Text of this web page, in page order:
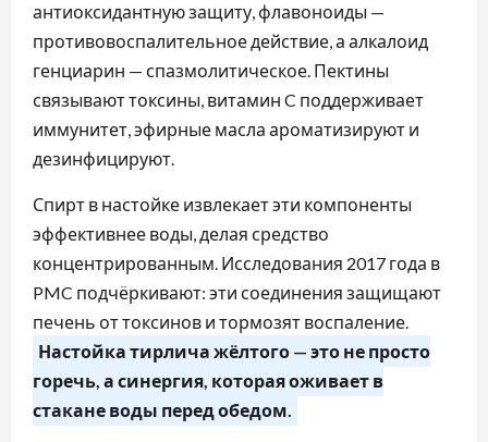
антиоксидантную защиту, флавоноиды —
противовоспалительное действие, а алкалоид
генциарин — спазмолитическое. Пектины
связывают токсины, витамин C поддерживает
иммунитет, эфирные масла ароматизируют и
дезинфицируют.
Спирт в настойке извлекает эти компоненты
эффективнее воды, делая средство
концентрированным. Исследования 2017 года в
PMC подчёркивают: эти соединения защищают
печень от токсинов и тормозят воспаление.
Настойка тирлича жёлтого — это не просто
горечь, а синергия, которая оживает в
стакане воды перед обедом.